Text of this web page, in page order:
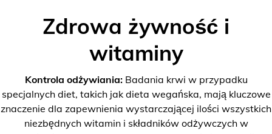
Zdrowa żywność i
witaminy
Kontrola odżywiania:Badania krwi w przypadku
specjalnych diet, takich jak dieta wegańska, mają kluczowe
znaczenie dla zapewnienia wystarczającej ilości wszystkich
niezbędnych witamin i składników odżywczych w